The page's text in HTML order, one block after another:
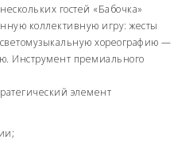
гостей «Бабочка»
коллективную игру: жесты
хореографию —
Инструмент премиального
элемент